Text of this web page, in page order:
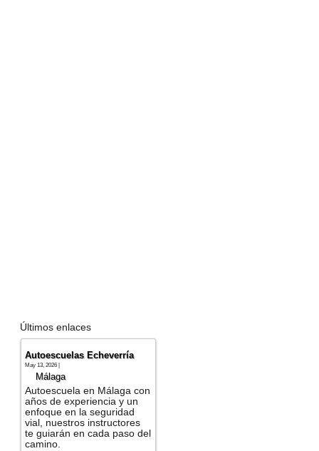
Últimos enlaces
Autoescuelas Echeverría
May 13, 2026 |
Málaga
Autoescuela en Málaga con
años de experiencia y un
enfoque en la seguridad
vial, nuestros instructores
te guiarán en cada paso del
camino.